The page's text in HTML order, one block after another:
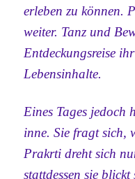
erleben zu können.
weiter. Tanz und
Entdeckungsreise
Lebensinhalte.
Eines Tages jedoch
inne. Sie fragt sich,
Prakrti dreht sich
stattdessen sie